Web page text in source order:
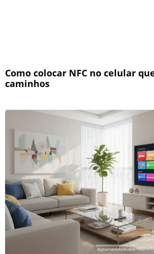
Como colocar NFC no celular
caminhos